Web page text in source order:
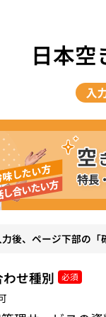
日本
後、ページ下部の「
せ種別